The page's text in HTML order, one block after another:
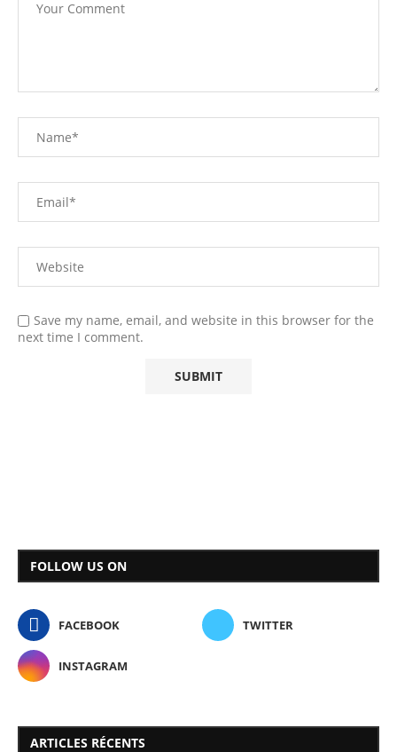
Save my name, email, and website in this browser for the
next time I comment.
FOLLOW US ON
FACEBOOK TWITTER
INSTAGRAM
ARTICLES RÉCENTS